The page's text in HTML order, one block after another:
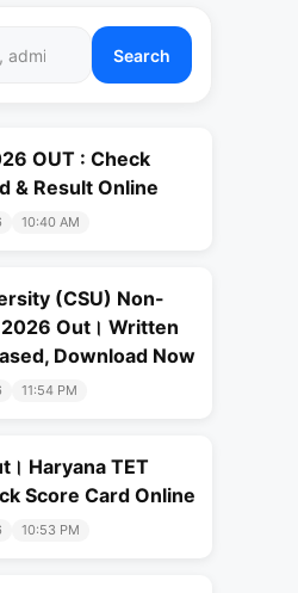
Search
OUT : Check
& Result Online
10:40 AM
(CSU) Non-
Out। Written
Download Now
11:54 PM
Haryana TET
Score Card Online
10:53 PM